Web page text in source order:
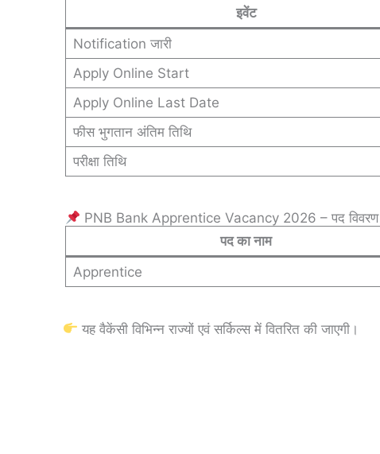
इवेंट
Notification जारी
Apply Online Start
Apply Online Last Date
फीस भुगतान अंतिम तिथि
परीक्षा तिथि
PNB Bank Apprentice Vacancy 2026 – पद विवरण
पद का नाम
Apprentice
यह वैकेंसी विभिन्न राज्यों एवं सर्किल्स में वितरित की जाएगी।